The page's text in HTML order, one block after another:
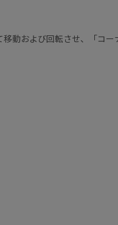
動および回転させ、「コー